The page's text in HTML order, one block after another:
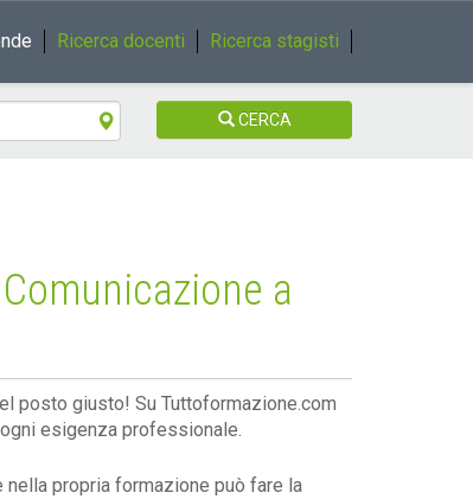
Ricerca docenti Ricerca stagisti
CERCA
a
posto giusto! Su Tuttoformazione.com
esigenza professionale.
propria formazione può fare la